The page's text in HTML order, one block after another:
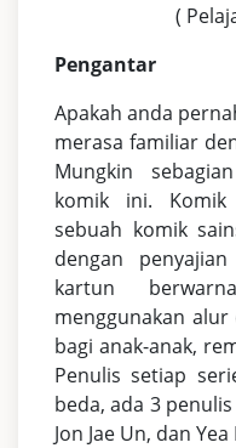
(
Pengantar
Apakah anda
merasa familiar
Mungkin
komik ini. Komik
sebuah komik
dengan
kartun
menggunakan
bagi anak-anak,
Penulis setiap
beda, ada 3
Jon Jae Un, dan